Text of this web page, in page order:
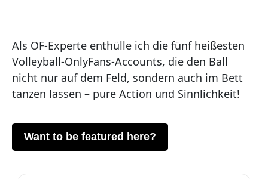
Als OF-Experte enthülle ich die fünf heißesten
Volleyball-OnlyFans-Accounts, die den Ball
nicht nur auf dem Feld, sondern auch im Bett
tanzen lassen – pure Action und Sinnlichkeit!
Want to be featured here?